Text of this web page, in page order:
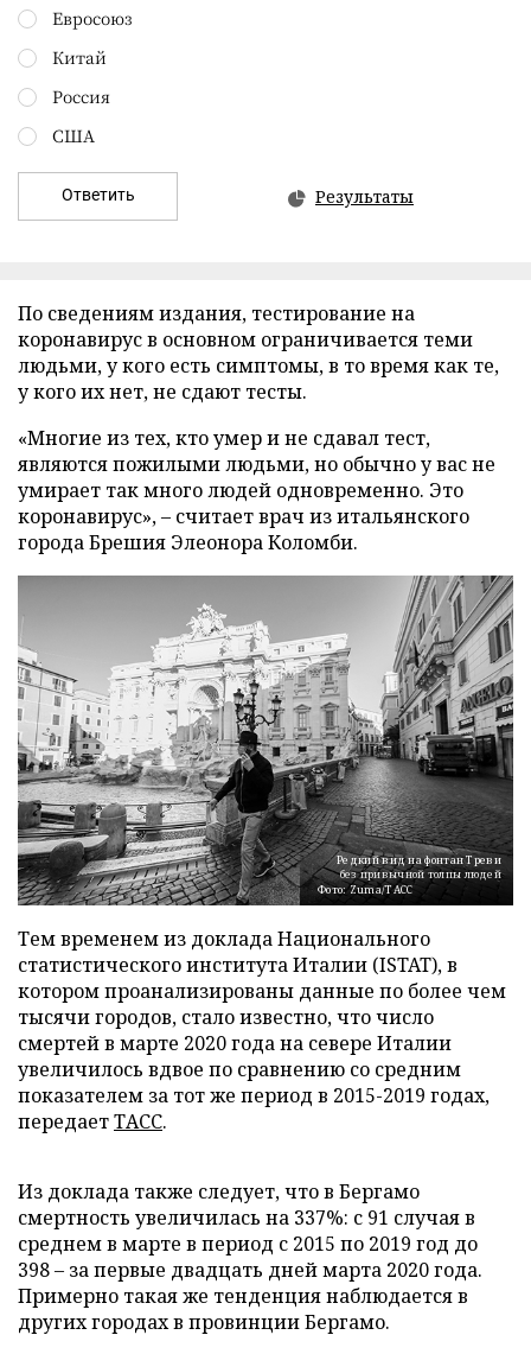
Евросоюз
Китай
Россия
США
Ответить Результаты
По сведениям издания, тестирование на
коронавирус в основном ограничивается теми
людьми, у кого есть симптомы, в то время как те,
у кого их нет, не сдают тесты.
«Многие из тех, кто умер и не сдавал тест,
являются пожилыми людьми, но обычно у вас не
умирает так много людей одновременно. Это
коронавирус», – считает врач из итальянского
города Брешия Элеонора Коломби.
Редкий вид на фонтан Треви
без привычной толпы людей
Фото: Zuma/ТАСС
Тем временем из доклада Национального
статистического института Италии (ISTAT), в
котором проанализированы данные по более чем
тысячи городов, стало известно, что число
смертей в марте 2020 года на севере Италии
увеличилось вдвое по сравнению со средним
показателем за тот же период в 2015-2019 годах,
передаетТАСС.
Из доклада также следует, что в Бергамо
смертность увеличилась на 337%: с 91 случая в
среднем в марте в период с 2015 по 2019 год до
398 – за первые двадцать дней марта 2020 года.
Примерно такая же тенденция наблюдается в
других городах в провинции Бергамо.